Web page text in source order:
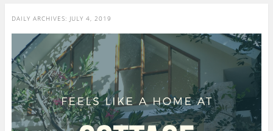
DAILY ARCHIVES: JULY 4, 2019